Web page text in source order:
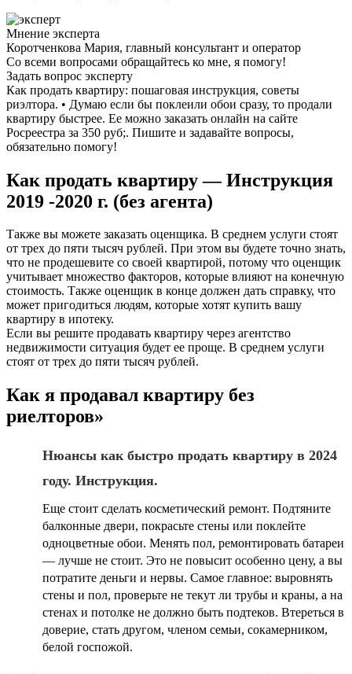
Мнение эксперта
Коротченкова Мария, главный консультант и оператор
Со всеми вопросами обращайтесь ко мне, я помогу!
Задать вопрос эксперту
Как продать квартиру: пошаговая инструкция, советы
риэлтора. • Думаю если бы поклеили обои сразу, то продали
квартиру быстрее. Ее можно заказать онлайн на сайте
Росреестра за 350 руб;. Пишите и задавайте вопросы,
обязательно помогу!
Как продать квартиру — Инструкция
2019 -2020 г. (без агента)
Также вы можете заказать оценщика. В среднем услуги стоят
от трех до пяти тысяч рублей. При этом вы будете точно знать,
что не продешевите со своей квартирой, потому что оценщик
учитывает множество факторов, которые влияют на конечную
стоимость. Также оценщик в конце должен дать справку, что
может пригодиться людям, которые хотят купить вашу
квартиру в ипотеку.
Если вы решите продавать квартиру через агентство
недвижимости ситуация будет ее проще. В среднем услуги
стоят от трех до пяти тысяч рублей.
Как я продавал квартиру без
риелторов»
Нюансы как быстро продать квартиру в 2024
году. Инструкция.
Еще стоит сделать косметический ремонт. Подтяните
балконные двери, покрасьте стены или поклейте
одноцветные обои. Менять пол, ремонтировать батареи
— лучше не стоит. Это не повысит особенно цену, а вы
потратите деньги и нервы. Самое главное: выровнять
стены и пол, проверьте не текут ли трубы и краны, а на
стенах и потолке не должно быть подтеков. Втереться в
доверие, стать другом, членом семьи, сокамерником,
белой госпожой.